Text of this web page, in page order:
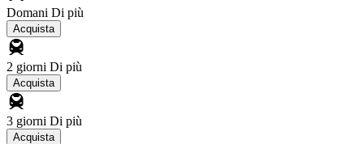
Domani Di più
Acquista
2 giorni Di più
Acquista
3 giorni Di più
Acquista